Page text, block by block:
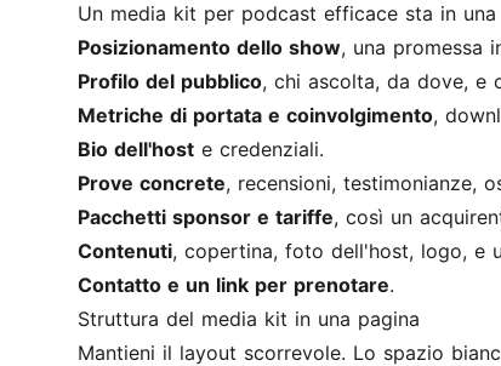
Un media kit per podcast efficace sta in
Posizionamento dello show, una promessa
Profilo del pubblico, chi ascolta, da dove, e
Metriche di portata e coinvolgimento,
Bio dell'host e credenziali.
Prove concrete, recensioni, testimonianze,
Pacchetti sponsor e tariffe, così un
Contenuti, copertina, foto dell'host, logo, e
Contatto e un link per prenotare.
Struttura del media kit in una pagina
Mantieni il layout scorrevole. Lo spazio